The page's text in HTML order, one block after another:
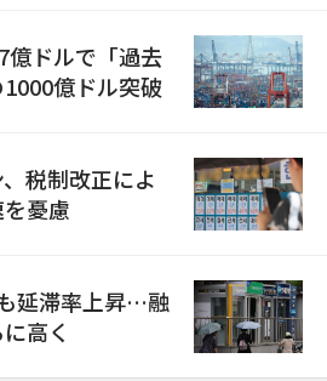
億ドルで「過去
億ドル突破
税制改正によ
憂慮
延滞率上昇…融
高く